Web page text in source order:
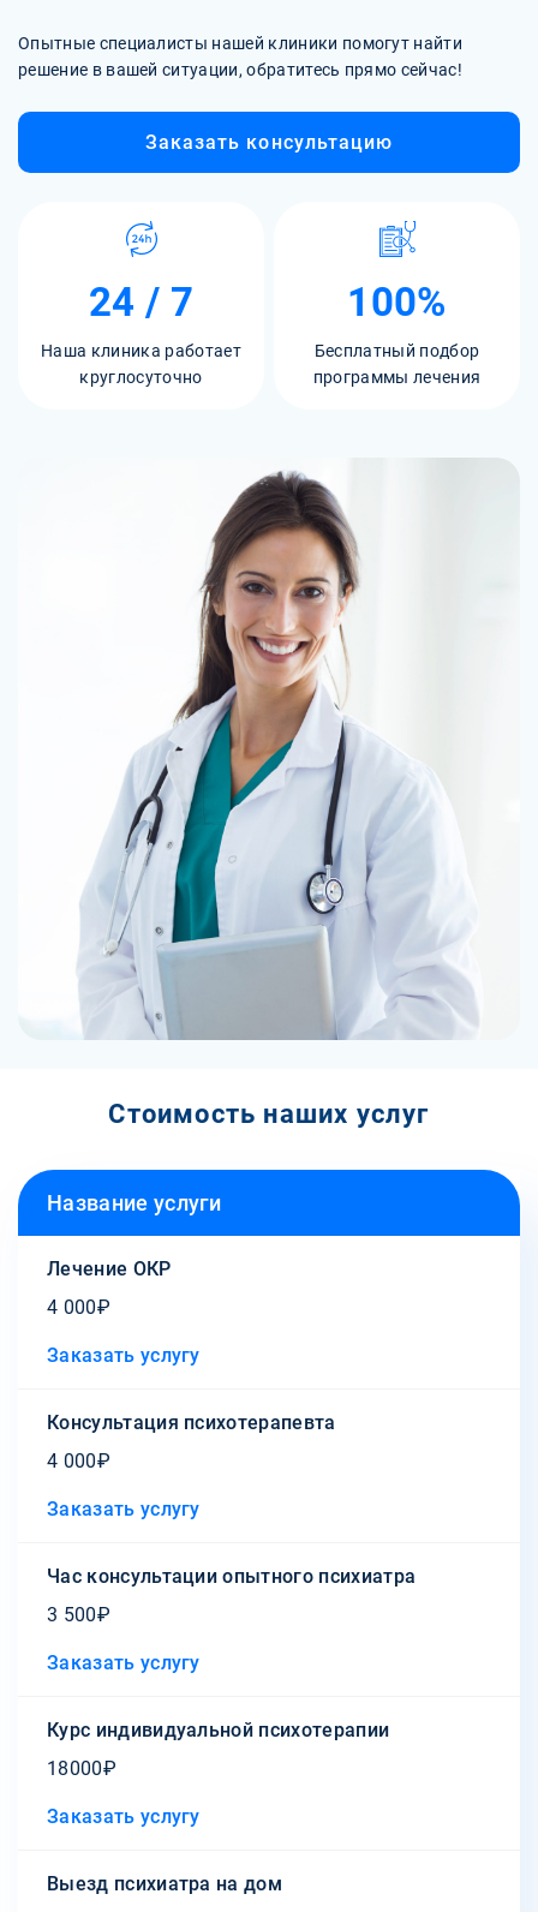
Опытные специалисты нашей клиники помогут найти
решение в вашей ситуации, обратитесь прямо сейчас!
Заказать консультацию
24 / 7
Наша клиника работает
круглосуточно
100%
Бесплатный подбор
программы лечения
Стоимость наших услуг
Название услуги
Лечение ОКР
4 000₽
Заказать услугу
Консультация психотерапевта
4 000₽
Заказать услугу
Час консультации опытного психиатра
3 500₽
Заказать услугу
Курс индивидуальной психотерапии
18000₽
Заказать услугу
Выезд психиатра на дом